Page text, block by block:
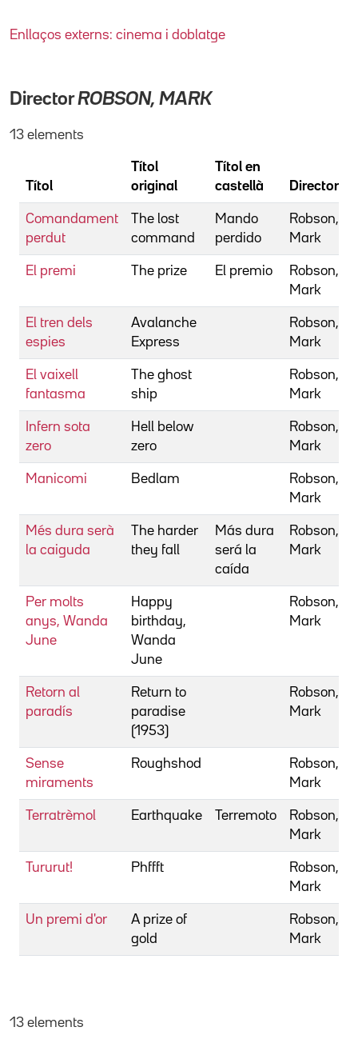
Enllaços externs: cinema i doblatge
DirectorROBSON, MARK
13 elements
Títol
Títol
original
Títol en
castellà
Director
Comandament
perdut
The lost
command
Mando
perdido
Robson,
Mark
El premi The prize El premio
Robson,
Mark
El tren dels
espies
Avalanche
Express
Robson,
Mark
El vaixell
fantasma
The ghost
ship
Robson,
Mark
Infern sota
zero
Hell below
zero
Robson,
Mark
Manicomi Bedlam
Robson,
Mark
Més dura serà
la caiguda
The harder
they fall
Más dura
será la
caída
Robson,
Mark
Per molts
anys, Wanda
June
Happy
birthday,
Wanda
June
Robson,
Mark
Retorn al
paradís
Return to
paradise
(1953)
Robson,
Mark
Sense
miraments
Roughshod
Robson,
Mark
Terratrèmol Earthquake Terremoto
Robson,
Mark
Tururut! Phffft
Robson,
Mark
Un premi d'or
A prize of
gold
Robson,
Mark
13 elements